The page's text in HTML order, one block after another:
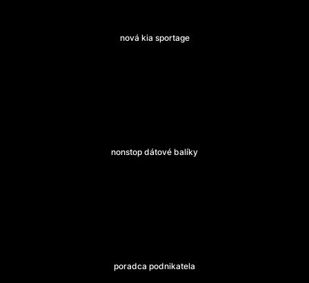
nová kia sportage
nonstop dátové balíky
poradca podnikatela